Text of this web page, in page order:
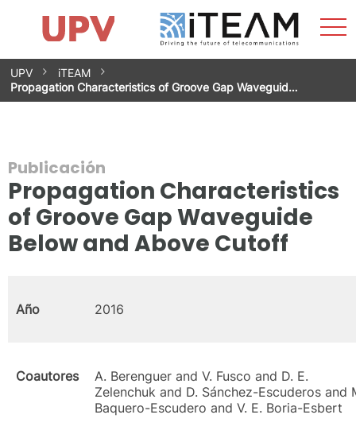
Saltar
contenido
Impacto
Grupos de investigación
Instalaciones
Spin-offs
Contacto
Prácticas
Noticias
Unidad de Igualdad
UPV
iTEAM
Propagation Characteristics of Groove Gap Waveguid…
Publicación
Propagation Characteristics
of Groove Gap Waveguide
Below and Above Cutoff
Año 2016
Coautores
A. Berenguer and V. Fusco and D. E.
Zelenchuk and D. Sánchez-Escuderos and
Baquero-Escudero and V. E. Boria-Esbert